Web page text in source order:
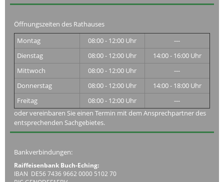
Öffnungszeiten des Rathauses
Montag
08:00 - 12:00 Uhr
---
Dienstag
08:00 - 12:00 Uhr
14:00 - 16:00 Uhr
Mittwoch
08:00 - 12:00 Uhr
---
Donnerstag
08:00 - 12:00 Uhr
14:00 - 18:00 Uhr
Freitag
08:00 - 12:00 Uhr
---
oder vereinbaren Sie einen Termin mit dem Ansprechpartner des
entsprechenden Sachgebietes.
Bankverbindungen:
Raiffeisenbank Buch-Eching:
IBAN DE56 7436 9662 0000 5102 70